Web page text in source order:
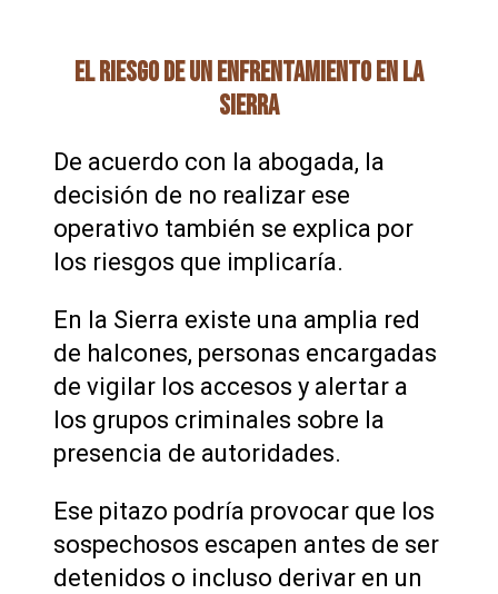
EL RIESGO DE UN ENFRENTAMIENTO EN LA
SIERRA
De acuerdo con la abogada, la
decisión de no realizar ese
operativo también se explica por
los riesgos que implicaría.
En la Sierra existe una amplia red
de halcones, personas encargadas
de vigilar los accesos y alertar a
los grupos criminales sobre la
presencia de autoridades.
Ese pitazo podría provocar que los
sospechosos escapen antes de ser
detenidos o incluso derivar en un